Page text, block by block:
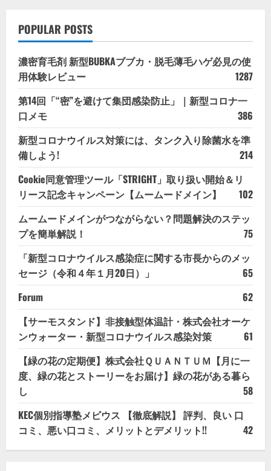
POPULAR POSTS
濃密育毛剤 新型BUBKAブブカ・脱毛薄毛ハゲ必見の使
用体験レビュー
1287
第14回「“密”を避けて集団感染防止」｜新型コロナ一
口メモ
386
新型コロナウイルス対策には、タンク入り除菌水を準
備しよう!
214
Cookie同意管理ツール「STRIGHT」取り扱い開始＆リ
リース記念キャンペーン【ムームードメイン】
102
ムームードメインがつながらない？問題解決のステッ
プを簡単解説！
75
「新型コロナウイルス感染症に関する市長からのメッ
セージ（令和４年１月20日）」
65
Forum
62
【サーモスタンド】非接触型体温計・株式会社オーケ
ンウォーター・新型コロナウイルス感染対策
61
【緑の花の定期便】株式会社ＱＵＡＮＴＵＭ【月に一
度、緑の花とストーリーをお届け】緑の花がある暮ら
し
58
KEC個別指導塾メビウス 【徹底解説】 評判、良い 口
コミ、悪い口コミ、メリットとデメリット!!
42